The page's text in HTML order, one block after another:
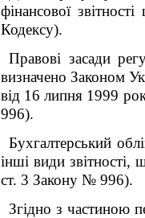
фінансової
Кодексу).
Правові засади
визначено Законом
від 16 липня 1999
996).
Бухгалтерський
інші види
ст. 3 Закону № 996).
Згідно з частиною